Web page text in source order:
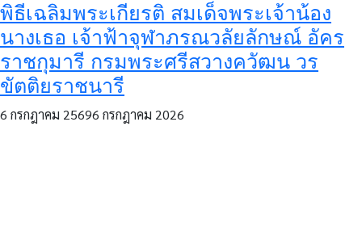
พิธีเฉลิมพระเกียรติ สมเด็จพระเจ้าน้อง
นางเธอ เจ้าฟ้าจุฬาภรณวลัยลักษณ์ อัคร
ราชกุมารี กรมพระศรีสวางควัฒน วร
ขัตติยราชนารี
6 กรกฎาคม 25696 กรกฎาคม 2026